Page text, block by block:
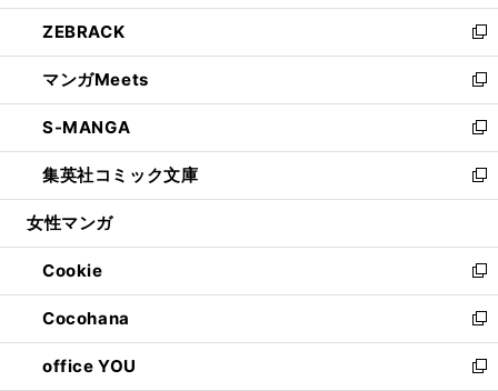
開
く
ウ
で
開
く
ン
ド
ウ
で
開
く
ウ
ィ
ン
ド
ウ
で
開
く
し
い
ウ
ィ
ン
ド
ウ
で
開
ZEBRACK
新
し
い
ウ
ィ
ン
ド
ウ
開
く
マンガMeets
新
し
い
ウ
ィ
ン
ウ
で
開
く
S-MANGA
新
し
い
ウ
ン
ド
ウ
で
開
く
集英社コミック文庫
新
し
ウ
ィ
ン
ド
ウ
で
女性マンガ
Cookie
新
し
い
ウ
ィ
Cocohana
新
し
い
office YOU
新